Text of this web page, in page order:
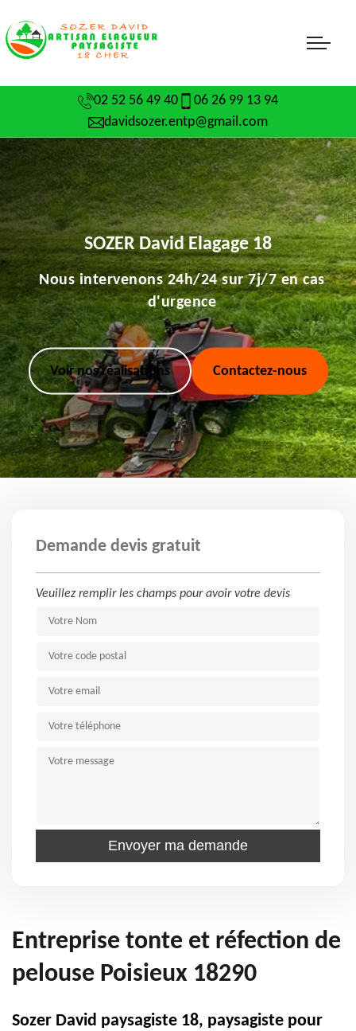
02 52 56 49 40
06 26 99 13 94
davidsozer.entp@gmail.com
SOZER David Elagage 18
Nous intervenons 24h/24 sur 7j/7 en cas
d'urgence
Voir nos réalisations Contactez-nous
Demande devis gratuit
Veuillez remplir les champs pour avoir votre devis
Entreprise tonte et réfection de
pelouse Poisieux 18290
Sozer David paysagiste 18, paysagiste pour